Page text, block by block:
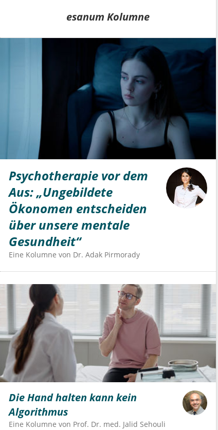
esanum Kolumne
Psychotherapie vor dem
Aus: „Ungebildete
Ökonomen entscheiden
über unsere mentale
Gesundheit“
Eine Kolumne von Dr. Adak Pirmorady
Die Hand halten kann kein
Algorithmus
Eine Kolumne von Prof. Dr. med. Jalid Sehouli